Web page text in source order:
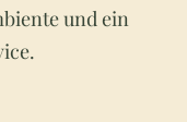
und ein